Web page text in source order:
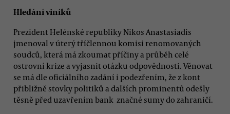
Hledání viníků
Prezident Helénské republiky Nikos Anastasiadis
jmenoval v úterý tříčlennou komisi renomovaných
soudců, která má zkoumat příčiny a průběh celé
ostrovní krize a vyjasnit otázku odpovědnosti. Věnovat
se má dle oficiálního zadání i podezřením, že z kont
přibližně stovky politiků a dalších prominentů odešly
těsně před uzavřením bank značné sumy do zahraničí.